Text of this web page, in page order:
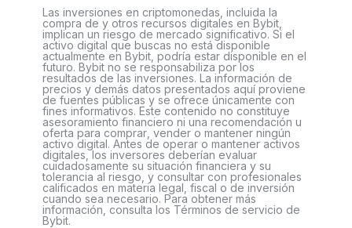
Las inversiones en criptomonedas, incluida la
compra de y otros recursos digitales en Bybit,
implican un riesgo de mercado significativo. Si el
activo digital que buscas no está disponible
actualmente en Bybit, podría estar disponible en el
futuro. Bybit no se responsabiliza por los
resultados de las inversiones. La información de
precios y demás datos presentados aquí proviene
de fuentes públicas y se ofrece únicamente con
fines informativos. Este contenido no constituye
asesoramiento financiero ni una recomendación u
oferta para comprar, vender o mantener ningún
activo digital. Antes de operar o mantener activos
digitales, los inversores deberían evaluar
cuidadosamente su situación financiera y su
tolerancia al riesgo, y consultar con profesionales
calificados en materia legal, fiscal o de inversión
cuando sea necesario. Para obtener más
información, consulta los Términos de servicio de
Bybit.